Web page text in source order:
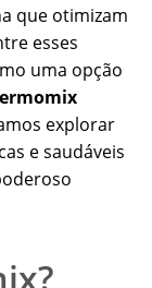
que otimizam
esses
uma opção
explorar
e saudáveis